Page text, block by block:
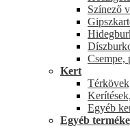
Színező
Csempe,
Kert
Egyéb
Egyéb